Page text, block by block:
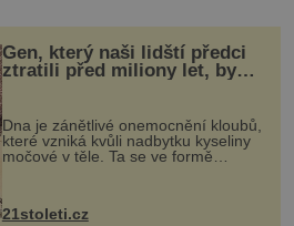
Gen, který naši lidští předci
ztratili před miliony let, by
mohl pomoci s léčbou
„nemoci králů“
Dna je zánětlivé onemocnění kloubů,
které vzniká kvůli nadbytku kyseliny
močové v těle. Ta se ve formě
nohou, a způsobuje bole...
21stoleti.cz